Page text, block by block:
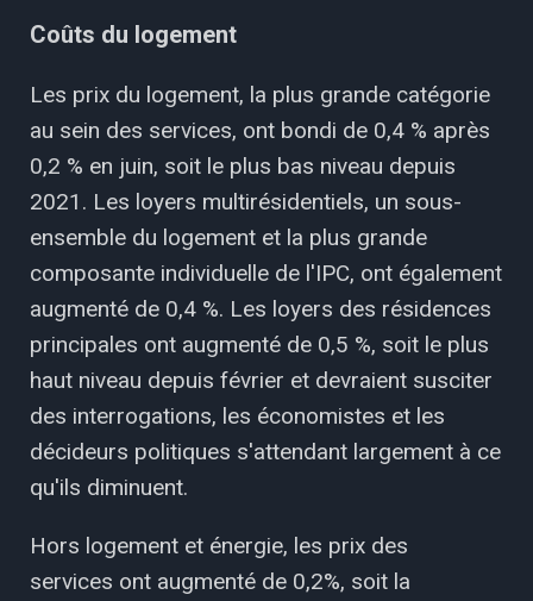
Coûts du logement
Les prix du logement, la plus grande catégorie
au sein des services, ont bondi de 0,4 % après
0,2 % en juin, soit le plus bas niveau depuis
2021. Les loyers multirésidentiels, un sous-
ensemble du logement et la plus grande
composante individuelle de l'IPC, ont également
augmenté de 0,4 %. Les loyers des résidences
principales ont augmenté de 0,5 %, soit le plus
haut niveau depuis février et devraient susciter
des interrogations, les économistes et les
décideurs politiques s'attendant largement à ce
qu'ils diminuent.
Hors logement et énergie, les prix des
services ont augmenté de 0,2%, soit la